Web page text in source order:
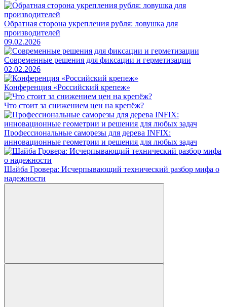
Обратная сторона укрепления рубля: ловушка для
производителей
09.02.2026
Современные решения для фиксации и герметизации
02.02.2026
Конференция «Российский крепеж»
Что стоит за снижением цен на крепёж?
Профессиональные саморезы для дерева INFIX:
инновационные геометрии и решения для любых задач
Шайба Гровера: Исчерпывающий технический разбор мифа о
надежности